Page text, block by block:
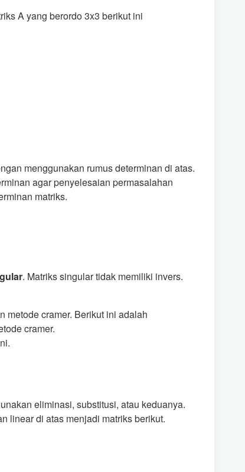
A yang berordo 3x3 berikut ini
menggunakan rumus determinan di atas.
agar penyelesaian permasalahan
matriks.
. Matriks singular tidak memiliki invers.
metode cramer. Berikut ini adalah
cramer.
eliminasi, substitusi, atau keduanya.
linear di atas menjadi matriks berikut.